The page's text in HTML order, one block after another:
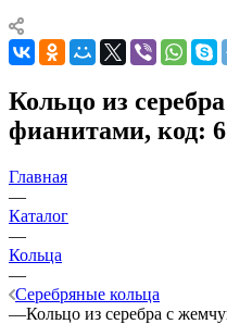
Кольцо из
фианитами, код:
Главная
—
Каталог
—
Кольца
—
Серебряные кольца
—Кольцо из серебра с